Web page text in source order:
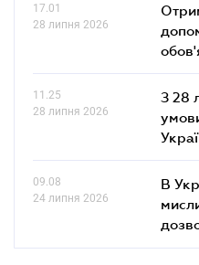
17.01
28 липня 2026
11.25
28 липня 2026
З 28
09.08
24 липня 2026
В